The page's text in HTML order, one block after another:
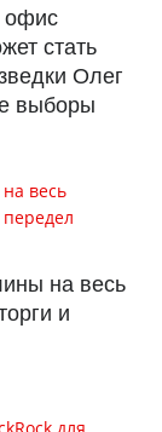
офис
стать
Олег
выборы
на весь
и